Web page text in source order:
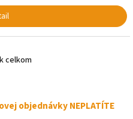
celkom
objednávky NEPLATÍTE